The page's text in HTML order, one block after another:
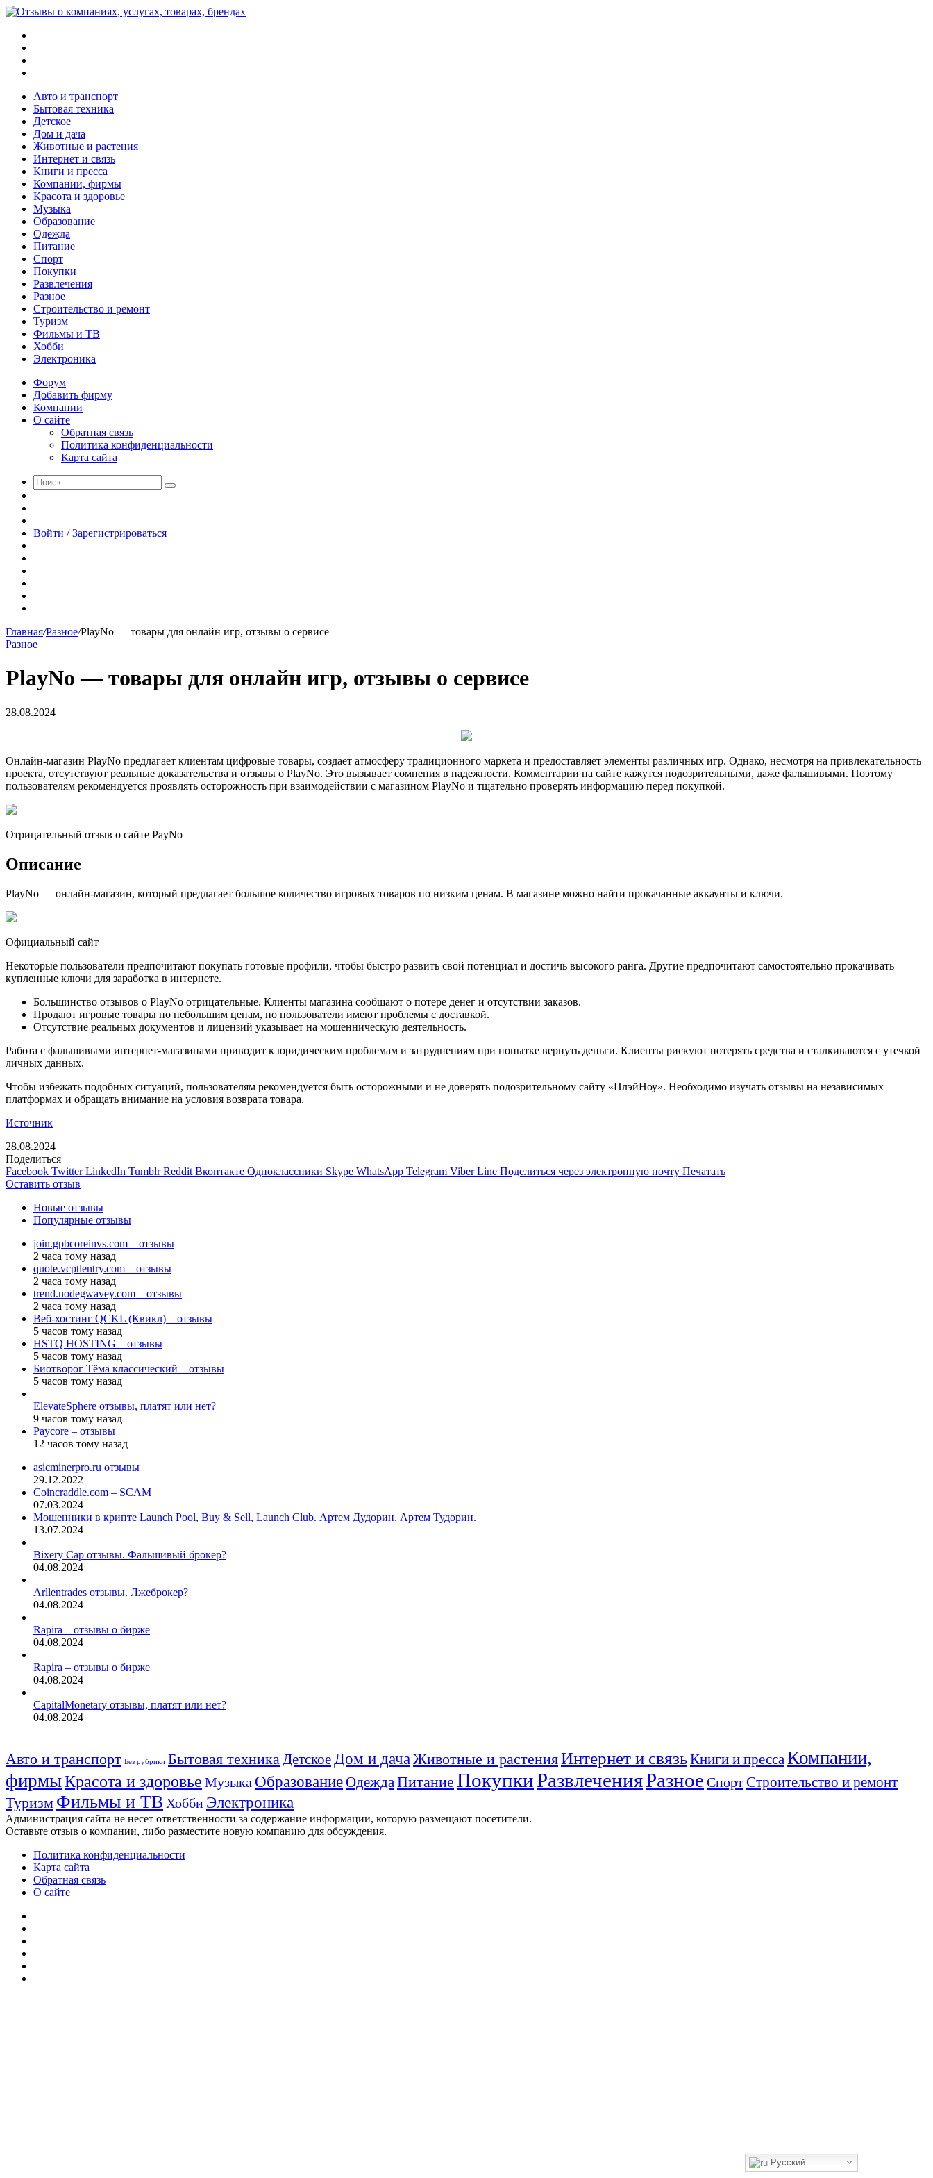
Авто и транспорт
Бытовая техника
Детское
Дом и дача
Животные и растения
Интернет и связь
Книги и пресса
Компании, фирмы
Красота и здоровье
Музыка
Образование
Одежда
Питание
Спорт
Покупки
Развлечения
Разное
Строительство и ремонт
Туризм
Фильмы и ТВ
Хобби
Электроника
Форум
Добавить фирму
Компании
О сайте
Обратная связь
Политика конфиденциальности
Карта сайта
Поиск
статья
Войти / Зарегистрироваться
Главная/Разное/PlayNo — товары для онлайн игр, отзывы о сервисе
Разное
PlayNo — товары для онлайн игр, отзывы о сервисе
28.08.2024
Онлайн-магазин PlayNo предлагает клиентам цифровые товары, создает атмосферу традиционного маркета и предоставляет элементы различных игр. Однако, несмотря на привлекательность
проекта, отсутствуют реальные доказательства и отзывы о PlayNo. Это вызывает сомнения в надежности. Комментарии на сайте кажутся подозрительными, даже фальшивыми. Поэтому
пользователям рекомендуется проявлять осторожность при взаимодействии с магазином PlayNo и тщательно проверять информацию перед покупкой.
Отрицательный отзыв о сайте PayNo
Описание
PlayNo — онлайн-магазин, который предлагает большое количество игровых товаров по низким ценам. В магазине можно найти прокачанные аккаунты и ключи.
Официальный сайт
Некоторые пользователи предпочитают покупать готовые профили, чтобы быстро развить свой потенциал и достичь высокого ранга. Другие предпочитают самостоятельно прокачивать
купленные ключи для заработка в интернете.
Большинство отзывов о PlayNo отрицательные. Клиенты магазина сообщают о потере денег и отсутствии заказов.
Продают игровые товары по небольшим ценам, но пользователи имеют проблемы с доставкой.
Отсутствие реальных документов и лицензий указывает на мошенническую деятельность.
Работа с фальшивыми интернет-магазинами приводит к юридическим проблемам и затруднениям при попытке вернуть деньги. Клиенты рискуют потерять средства и сталкиваются с утечкой
личных данных.
Чтобы избежать подобных ситуаций, пользователям рекомендуется быть осторожными и не доверять подозрительному сайту «ПлэйНоу». Необходимо изучать отзывы на независимых
платформах и обращать внимание на условия возврата товара.
Источник
28.08.2024
Поделиться
Facebook Twitter LinkedIn Tumblr Reddit Вконтакте Одноклассники Skype WhatsApp Telegram Viber Line Поделиться через электронную почту Печатать
Оставить отзыв
Новые отзывы
Популярные отзывы
join.gpbcoreinvs.com – отзывы
2 часа тому назад
quote.vcptlentry.com – отзывы
2 часа тому назад
trend.nodegwavey.com – отзывы
2 часа тому назад
Веб-хостинг QCKL (Квикл) – отзывы
5 часов тому назад
HSTQ HOSTING – отзывы
5 часов тому назад
Биотворог Тёма классический – отзывы
5 часов тому назад
ElevateSphere отзывы, платят или нет?
9 часов тому назад
Paycore – отзывы
12 часов тому назад
asicminerpro.ru отзывы
29.12.2022
Coincraddle.com – SCAM
07.03.2024
Мошенники в крипте Launch Pool, Buy & Sell, Launch Club. Артем Дудорин. Артем Тудорин.
13.07.2024
Bixery Cap отзывы. Фальшивый брокер?
04.08.2024
Arllentrades отзывы. Лжеброкер?
04.08.2024
Rapira – отзывы о бирже
04.08.2024
Rapira – отзывы о бирже
04.08.2024
CapitalMonetary отзывы, платят или нет?
04.08.2024
Авто и транспорт Без рубрики Бытовая техника Детское Дом и дача Животные и растенияИнтернет и связьКниги и пресса Компании,
фирмыКрасота и здоровье Музыка ОбразованиеОдежда Питание ПокупкиРазвлеченияРазное СпортСтроительство и ремонт
Туризм Фильмы и ТВ Хобби Электроника
Администрация сайта не несет ответственности за содержание информации, которую размещают посетители.
Оставьте отзыв о компании, либо разместите новую компанию для обсуждения.
Политика конфиденциальности
Карта сайта
Обратная связь
О сайте
Русский